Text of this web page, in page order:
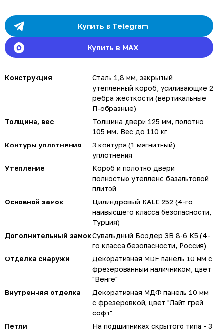
Купить в Telegram
Купить в MAX
Конструкция
Сталь 1,8 мм, закрытый
утепленный короб, усиливающие 2
ребра жесткости (вертикальные
П-образные)
Толщина, вес
Толщина двери 125 мм, полотно
105 мм. Вес до 110 кг
Контуры уплотнения
3 контура (1 магнитный)
уплотнения
Утепление
Короб и полотно двери
полностью утеплено базальтовой
плитой
Основной замок
Цилиндровый KALE 252 (4-го
наивысшего класса безопасности,
Турция)
Дополнительный замокСувальдный Бордер ЗВ 8-6 К5 (4-
го класса безопасности, Россия)
Отделка снаружи
Декоративная MDF панель 10 мм с
фрезерованным наличником, цвет
"Венге"
Внутренняя отделка
Декоративная МДФ панель 10 мм
с фрезеровкой, цвет "Лайт грей
софт"
Петли
На подшипниках скрытого типа - 3